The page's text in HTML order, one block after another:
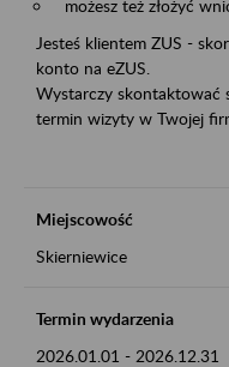
możesz też złożyć
Jesteś klientem ZUS -
konto na eZUS.
Wystarczy skontaktować
termin wizyty w Twojej
Miejscowość
Skierniewice
Termin wydarzenia
2026.01.01 - 2026.12.31